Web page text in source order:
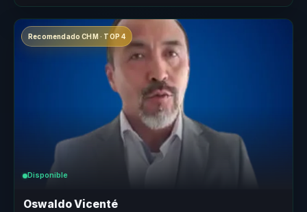
Recomendado CHM · TOP 4
Disponible
Oswaldo Vicenté